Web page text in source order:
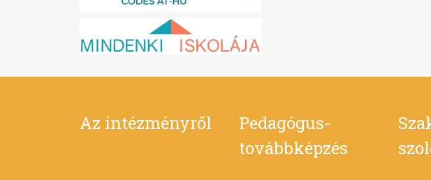
Az intézményről
Pedagógus-
továbbképzés